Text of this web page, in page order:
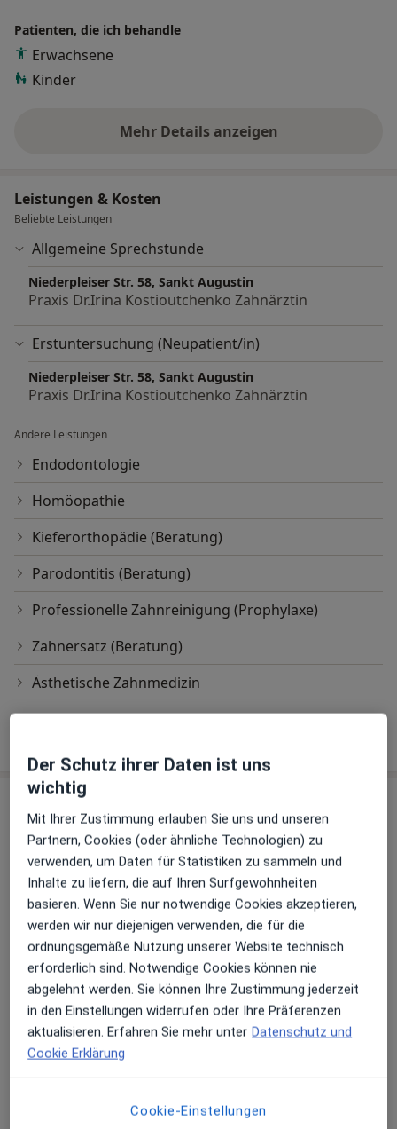
Patienten, die ich behandle
Erwachsene
Kinder
Mehr Details anzeigen
über Erfahrungen
Leistungen & Kosten
Beliebte Leistungen
Allgemeine Sprechstunde
Niederpleiser Str. 58, Sankt Augustin
Praxis Dr.Irina Kostioutchenko Zahnärztin
Erstuntersuchung (Neupatient/in)
Niederpleiser Str. 58, Sankt Augustin
Praxis Dr.Irina Kostioutchenko Zahnärztin
Andere Leistungen
Endodontologie
Homöopathie
Kieferorthopädie (Beratung)
Parodontitis (Beratung)
Professionelle Zahnreinigung (Prophylaxe)
Zahnersatz (Beratung)
Ästhetische Zahnmedizin
Praxis Dr.Irina Kostioutchenko Zahnärztin
Niederpleiser Str. 58, Niederpleis, 53757Sankt
Augustin
Zu Google Mapsöffnet in einer neuen
Verfügbarkeit
Dr. Irina Kostioutchenko bietet an diesem
Standort über Jameda keine Online-
Terminbuchung an
Der Schutz ihrer Daten ist uns
wichtig
Mit Ihrer Zustimmung erlauben Sie uns und unseren
Partnern, Cookies (oder ähnliche Technologien) zu
verwenden, um Daten für Statistiken zu sammeln und
Inhalte zu liefern, die auf Ihren Surfgewohnheiten
basieren. Wenn Sie nur notwendige Cookies akzeptieren,
werden wir nur diejenigen verwenden, die für die
ordnungsgemäße Nutzung unserer Website technisch
erforderlich sind. Notwendige Cookies können nie
abgelehnt werden. Sie können Ihre Zustimmung jederzeit
in den Einstellungen widerrufen oder Ihre Präferenzen
aktualisieren. Erfahren Sie mehr unter Datenschutz und
Cookie Erklärung
Cookie-Einstellungen